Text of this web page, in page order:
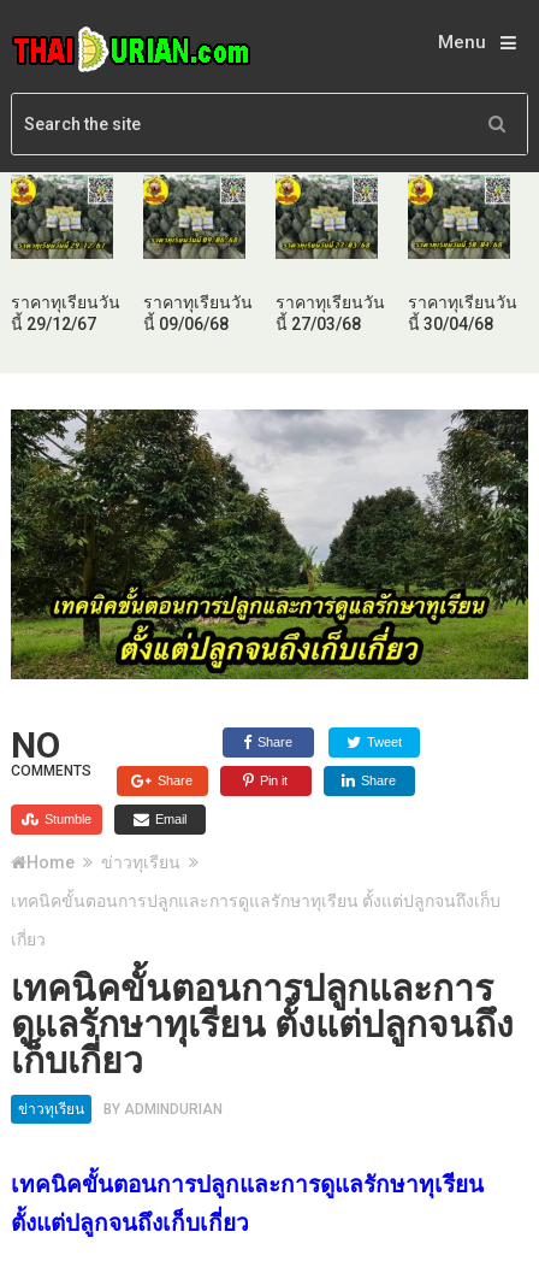
Menu
ราคาทุเรียนวัน
นี้ 29/12/67
ราคาทุเรียนวัน
นี้ 09/06/68
ราคาทุเรียนวัน
นี้ 27/03/68
ราคาทุเรียนวัน
นี้ 30/04/68
NO
COMMENTS
Share Tweet
Share Pin it Share
Stumble Email
Home
ข่าวทุเรียน
เทคนิคขั้นตอนการปลูกและการดูแลรักษาทุเรียน ตั้งแต่ปลูกจนถึงเก็บ
เกี่ยว
เทคนิคขั้นตอนการปลูกและการ
ดูแลรักษาทุเรียน ตั้งแต่ปลูกจนถึง
เก็บเกี่ยว
ข่าวทุเรียน BY ADMINDURIAN
เทคนิคขั้นตอนการปลูกและการดูแลรักษาทุเรียน
ตั้งแต่ปลูกจนถึงเก็บเกี่ยว